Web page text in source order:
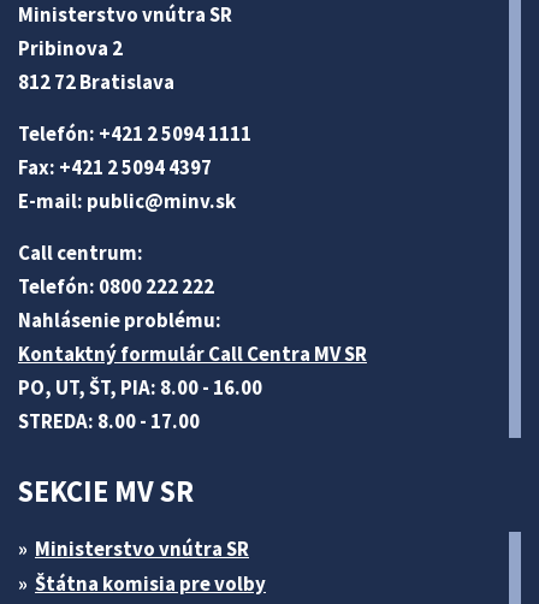
Ministerstvo vnútra SR
Pribinova 2
812 72 Bratislava
Telefón: +421 2 5094 1111
Fax: +421 2 5094 4397
E-mail: public@minv.sk
Call centrum:
Telefón: 0800 222 222
Nahlásenie problému:
Kontaktný formulár Call Centra MV SR
PO, UT, ŠT, PIA: 8.00 - 16.00
STREDA: 8.00 - 17.00
SEKCIE MV SR
Ministerstvo vnútra SR
Štátna komisia pre volby